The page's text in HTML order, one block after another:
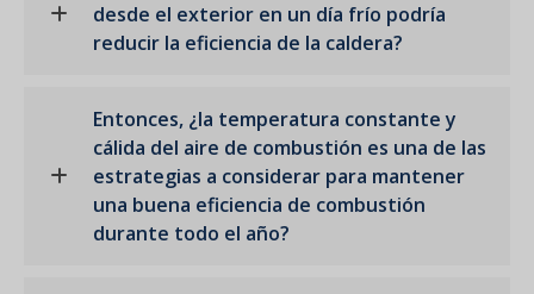
desde el exterior en un día frío podría
reducir la eficiencia de la caldera?
Entonces, ¿la temperatura constante y
cálida del aire de combustión es una de las
estrategias a considerar para mantener
una buena eficiencia de combustión
durante todo el año?